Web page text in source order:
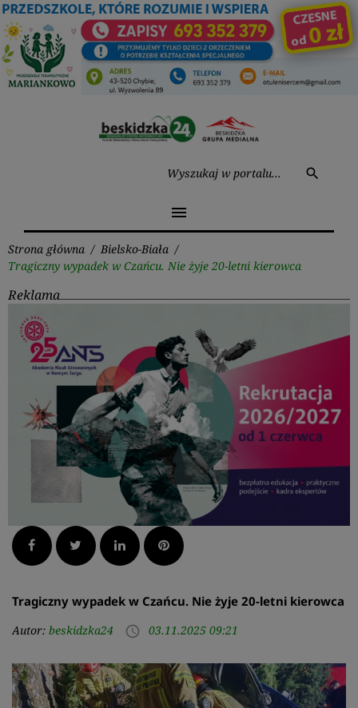
Przejdź
do
treści
search
menu
Strona główna / Bielsko-Biała /
Tragiczny wypadek w Czańcu. Nie żyje 20-letni kierowca
Reklama
Facebook Twitter LinkedInPinterest
Tragiczny wypadek w Czańcu. Nie żyje 20-letni kierowca
Autor: beskidzka24 access_time 03.11.2025 09:21